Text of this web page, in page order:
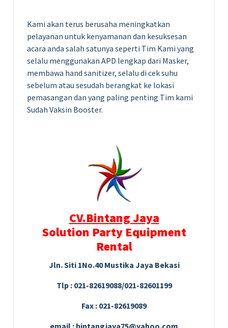
Kami akan terus berusaha meningkatkan
pelayanan untuk kenyamanan dan kesuksesan
acara anda salah satunya seperti Tim Kami yang
selalu menggunakan APD lengkap dari Masker,
membawa hand sanitizer, selalu di cek suhu
sebelum atau sesudah berangkat ke lokasi
pemasangan dan yang paling penting Tim kami
Sudah Vaksin Booster.
CV.Bintang Jaya
Solution Party Equipment
Rental
Jln. Siti 1No.40 Mustika Jaya Bekasi
Tlp : 021-82619088/021-82601199
Fax : 021-82619089
email : bintangjaya75@yahoo.com